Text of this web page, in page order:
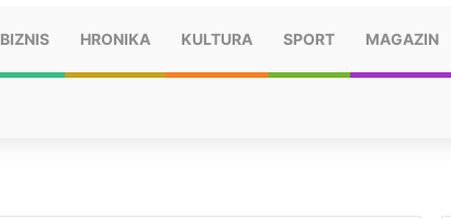
BIZNIS HRONIKA KULTURA SPORT MAGAZIN